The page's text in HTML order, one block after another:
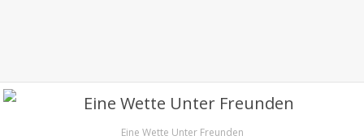
Eine Wette Unter Freunden